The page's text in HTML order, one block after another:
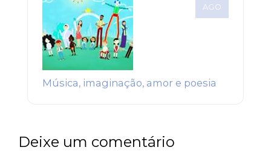
AGO
Música, imaginação, amor e poesia
Deixe um comentário